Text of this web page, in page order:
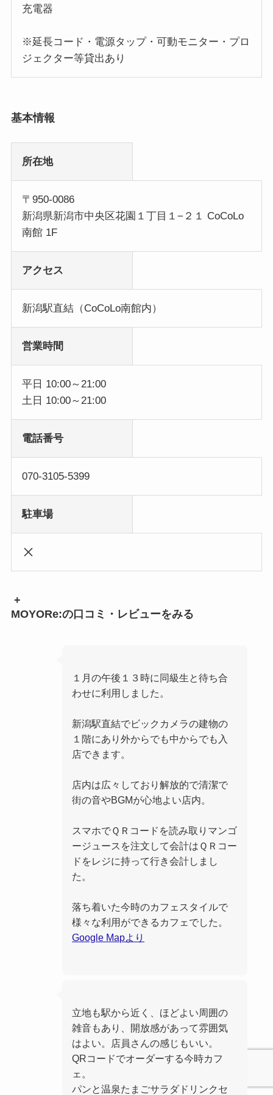
充電器
※延長コード・電源タップ・可動モニター・プロ
ジェクター等貸出あり
基本情報
所在地
〒950-0086
新潟県新潟市中央区花園１丁目１−２１ CoCoLo
南館 1F
アクセス
新潟駅直結（CoCoLo南館内）
営業時間
平日 10:00～21:00
土日 10:00～21:00
電話番号
070-3105-5399
駐車場
+
MOYORe:の口コミ・レビューをみる
１月の午後１３時に同級生と待ち合
わせに利用しました。
新潟駅直結でビックカメラの建物の
１階にあり外からでも中からでも入
店できます。
店内は広々しており解放的で清潔で
街の音やBGMが心地よい店内。
スマホでＱＲコードを読み取りマンゴ
ージュースを注文して会計はＱＲコー
ドをレジに持って行き会計しまし
た。
落ち着いた今時のカフェスタイルで
様々な利用ができるカフェでした。
Google Mapより
立地も駅から近く、ほどよい周囲の
雑音もあり、開放感があって雰囲気
はよい。店員さんの感じもいい。
QRコードでオーダーする今時カフ
ェ。
パンと温泉たまごサラダドリンクセ